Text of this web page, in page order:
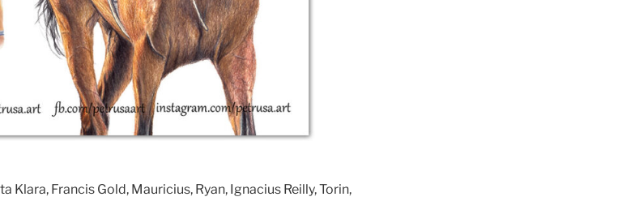
Klara, Francis Gold, Mauricius, Ryan, Ignacius Reilly, Torin,